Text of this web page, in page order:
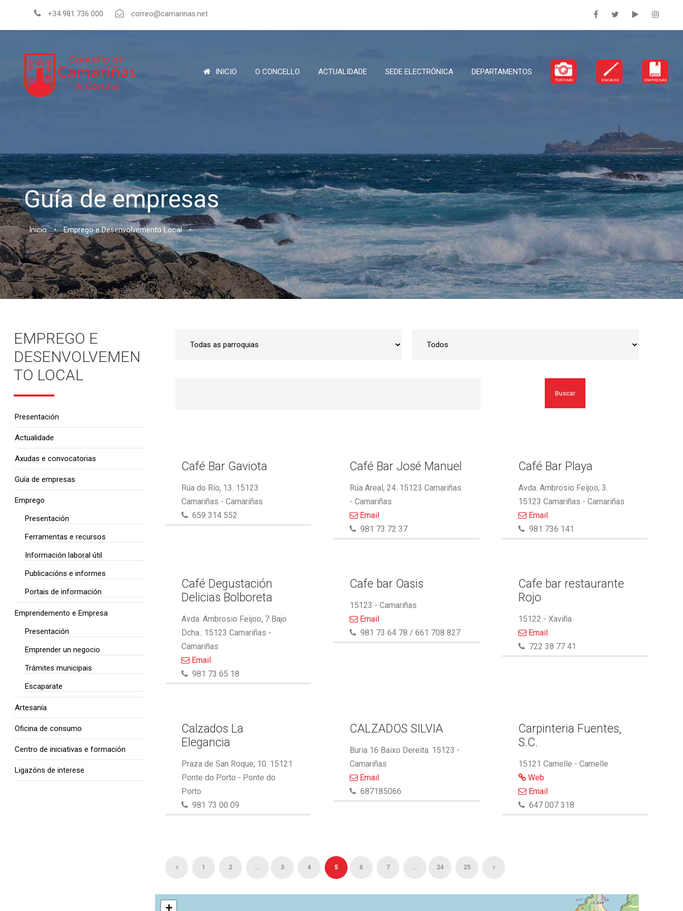
+34 981 736 000 correo@camarinas.net
INICIO O CONCELLO ACTUALIDADE SEDE ELECTRÓNICA DEPARTAMENTOS
TURISMO ENCAIXE EMPRESAS
Guía de empresas
Inicio • Emprego e Desenvolvemento Local •
Buscar
Café Bar Gaviota
Rúa do Río, 13. 15123
Camariñas - Camariñas
659 314 552
Café Bar José Manuel
Rúa Areal, 24. 15123 Camariñas
- Camariñas
Email
981 73 72 37
Café Bar Playa
Avda. Ambrosio Feijoo, 3.
15123 Camariñas - Camariñas
Email
981 736 141
Café Degustación
Delicias Bolboreta
Avda. Ambrosio Feijoo, 7 Bajo
Dcha.. 15123 Camariñas -
Camariñas
Email
981 73 65 18
Cafe bar Oasis
15123 - Camariñas
Email
981 73 64 78 / 661 708 827
Cafe bar restaurante
Rojo
15122 - Xaviña
Email
722 38 77 41
Calzados La
Elegancia
Praza de San Roque, 10. 15121
Ponte do Porto - Ponte do
Porto
981 73 00 09
CALZADOS SILVIA
Buria 16 Baixo Dereita. 15123 -
Camariñas
Email
687185066
Carpinteria Fuentes,
S.C.
15121 Camelle - Camelle
Web
Email
647 007 318
1 2 ... 3 4 5 6 7 ... 24 25
+
EMPREGO E
DESENVOLVEMEN
TO LOCAL
Presentación
Actualidade
Axudas e convocatorias
Guía de empresas
Emprego
Presentación
Ferramentas e recursos
Información laboral útil
Publicacións e informes
Portais de información
Emprendemento e Empresa
Presentación
Emprender un negocio
Trámites municipais
Escaparate
Artesanía
Oficina de consumo
Centro de iniciativas e formación
Ligazóns de interese